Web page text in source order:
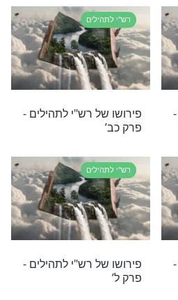
פירושו של רש"י לתהילים -
פרק לו’
רש"י לתהילים
פירושו של רש"י לתהילים -